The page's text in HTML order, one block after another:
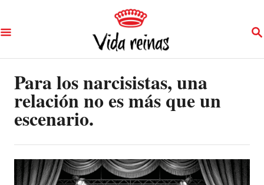
k
i
S
Para los narcisistas, una
relación no es más que un
escenario.